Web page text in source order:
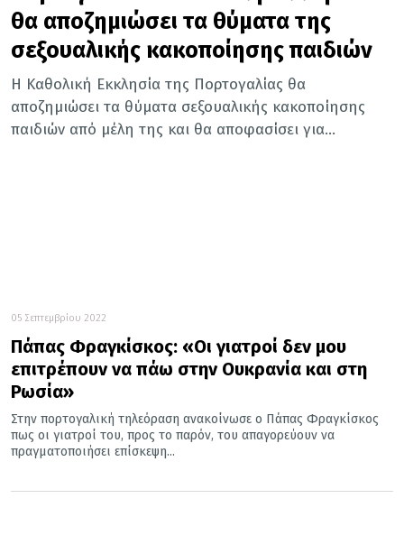
θα αποζημιώσει τα θύματα της
σεξουαλικής κακοποίησης παιδιών
Η Καθολική Εκκλησία της Πορτογαλίας θα
αποζημιώσει τα θύματα σεξουαλικής κακοποίησης
παιδιών από μέλη της και θα αποφασίσει για...
05 Σεπτεμβρίου 2022
Πάπας Φραγκίσκος: «Οι γιατροί δεν μου
επιτρέπουν να πάω στην Ουκρανία και στη
Ρωσία»
Στην πορτογαλική τηλεόραση ανακοίνωσε ο Πάπας Φραγκίσκος
πως οι γιατροί του, προς το παρόν, του απαγορεύουν να
πραγματοποιήσει επίσκεψη...